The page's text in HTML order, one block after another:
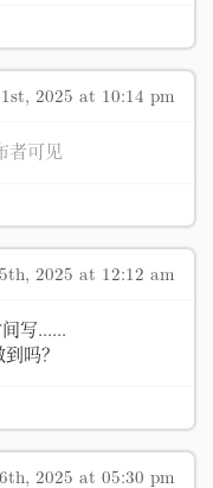
2025 at 10:14 pm
者可见
2025 at 12:12 am
写......
吗？
2025 at 05:30 pm